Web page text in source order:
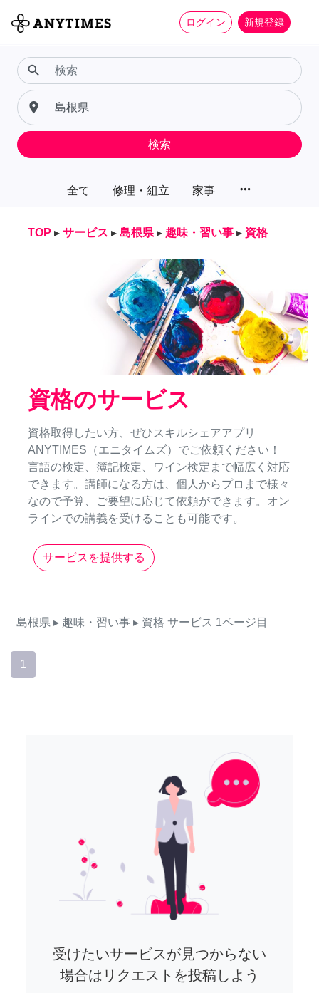
ログイン 新規登録
全て 修理・組立 家事 more_horiz
search
place
検索
TOP ▸ サービス ▸ 島根県 ▸ 趣味・習い事 ▸ 資格
資格のサービス
資格取得したい方、ぜひスキルシェアアプリ
ANYTIMES（エニタイムズ）でご依頼ください！
言語の検定、簿記検定、ワイン検定まで幅広く対応
できます。講師になる方は、個人からプロまで様々
なので予算、ご要望に応じて依頼ができます。オン
ラインでの講義を受けることも可能です。
サービスを提供する
島根県 ▸ 趣味・習い事 ▸ 資格 サービス 1ページ目
1
受けたいサービスが見つからない
場合はリクエストを投稿しよう